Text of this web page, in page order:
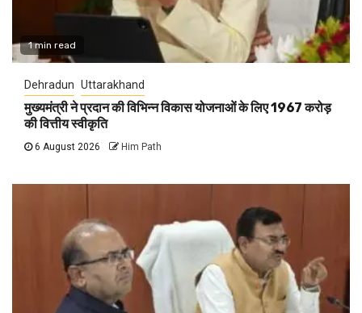
1 min read
Dehradun Uttarakhand
मुख्यमंत्री ने प्रदान की विभिन्न विकास योजनाओं के लिए 1967 करोड़
की वित्तीय स्वीकृति
6 August 2026 Him Path